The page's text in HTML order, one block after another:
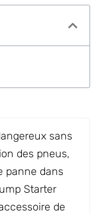
sans
des pneus,
panne dans
Starter
de